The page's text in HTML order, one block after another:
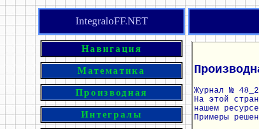
IntegraloFF.NET
Навигация
Математика
Производная
Интегралы
Журнал №
На этой
нашем
Примеры